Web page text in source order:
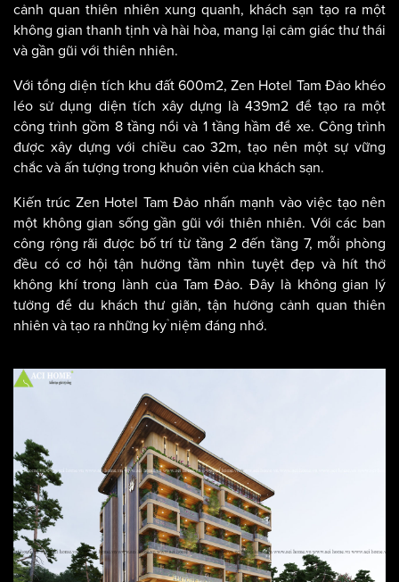
cảnh quan thiên nhiên xung quanh, khách sạn tạo ra một
không gian thanh tịnh và hài hòa, mang lại cảm giác thư thái
và gần gũi với thiên nhiên.
Với tổng diện tích khu đất 600m2, Zen Hotel Tam Đảo khéo
léo sử dụng diện tích xây dựng là 439m2 để tạo ra một
công trình gồm 8 tầng nổi và 1 tầng hầm để xe. Công trình
được xây dựng với chiều cao 32m, tạo nên một sự vững
chắc và ấn tượng trong khuôn viên của khách sạn.
Kiến trúc Zen Hotel Tam Đảo nhấn mạnh vào việc tạo nên
một không gian sống gần gũi với thiên nhiên. Với các ban
công rộng rãi được bố trí từ tầng 2 đến tầng 7, mỗi phòng
đều có cơ hội tận hưởng tầm nhìn tuyệt đẹp và hít thở
không khí trong lành của Tam Đảo. Đây là không gian lý
tưởng để du khách thư giãn, tận hưởng cảnh quan thiên
nhiên và tạo ra những kỷ niệm đáng nhớ.